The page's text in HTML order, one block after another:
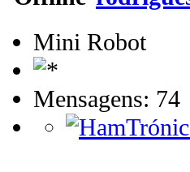
Mini Robot
Mensagens: 74